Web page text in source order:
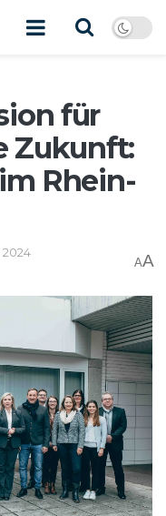
für
Zukunft:
Rhein-
2024
AA